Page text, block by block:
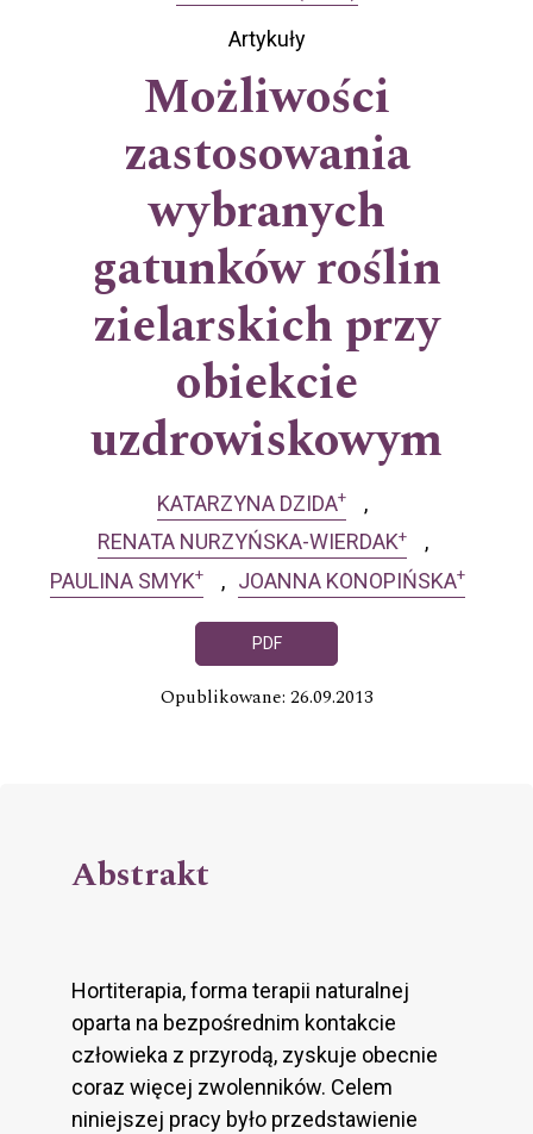
Artykuły
Możliwości
zastosowania
wybranych
gatunków roślin
zielarskich przy
obiekcie
uzdrowiskowym
KATARZYNA DZIDA+
RENATA NURZYŃSKA-WIERDAK+
PAULINA SMYK+ JOANNA KONOPIŃSKA+
PDF
Opublikowane: 26.09.2013
Abstrakt
Hortiterapia, forma terapii naturalnej
oparta na bezpośrednim kontakcie
człowieka z przyrodą, zyskuje obecnie
coraz więcej zwolenników. Celem
niniejszej pracy było przedstawienie